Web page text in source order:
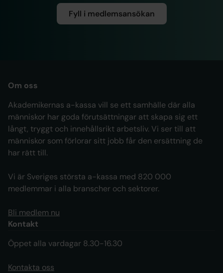
Fyll i medlemsansökan
Om oss
Akademikernas a-kassa vill se ett samhälle där alla
människor har goda förutsättningar att skapa sig ett
långt, tryggt och innehållsrikt arbetsliv. Vi ser till att
människor som förlorar sitt jobb får den ersättning de
har rätt till.
Vi är Sveriges största a-kassa med 820 000
medlemmar i alla branscher och sektorer.
Bli medlem nu
Kontakt
Öppet alla vardagar 8.30-16.30
Kontakta oss